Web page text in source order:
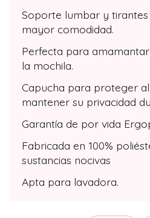
Soporte lumbar y
mayor comodidad.
Perfecta para
la mochila.
Capucha para proteger
mantener su privacidad
Garantía de por vida
Fabricada en 100%
sustancias nocivas
Apta para lavadora.